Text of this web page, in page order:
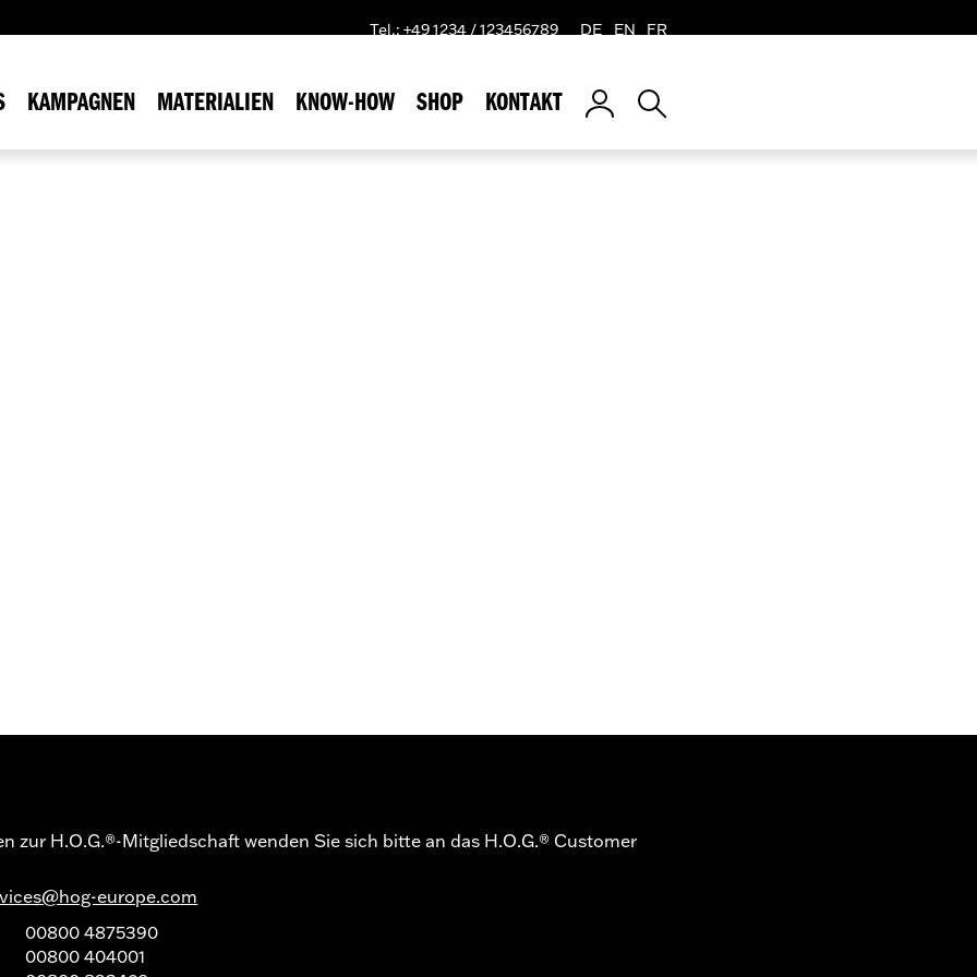
Tel.: +49 1234 / 123456789 DE EN FR
KAMPAGNEN MATERIALIEN KNOW-HOW SHOP KONTAKT
zur H.O.G.®-Mitgliedschaft wenden Sie sich bitte an das H.O.G.® Customer
europe.com
00800 4875390
00800 404001